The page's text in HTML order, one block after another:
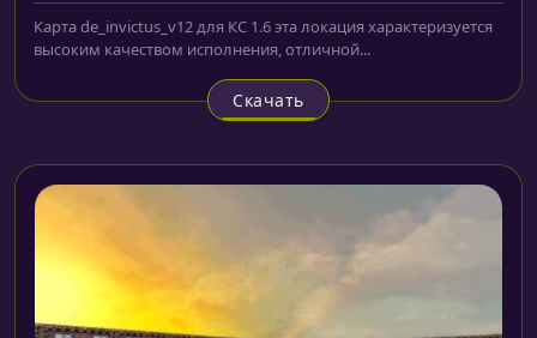
Карта de_invictus_v12 для КС 1.6 эта локация характеризуется
высоким качеством исполнения, отличной...
Скачать